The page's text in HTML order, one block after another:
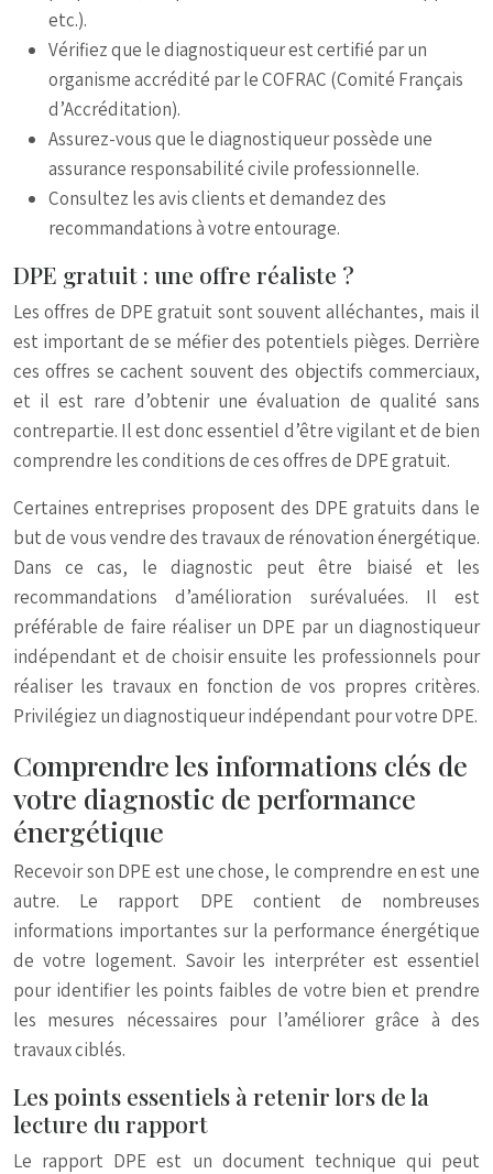
etc.).
Vérifiez que le diagnostiqueur est certifié par un
organisme accrédité par le COFRAC (Comité Français
d’Accréditation).
Assurez-vous que le diagnostiqueur possède une
assurance responsabilité civile professionnelle.
Consultez les avis clients et demandez des
recommandations à votre entourage.
DPE gratuit : une offre réaliste ?
Les offres de DPE gratuit sont souvent alléchantes, mais il
est important de se méfier des potentiels pièges. Derrière
ces offres se cachent souvent des objectifs commerciaux,
et il est rare d’obtenir une évaluation de qualité sans
contrepartie. Il est donc essentiel d’être vigilant et de bien
comprendre les conditions de ces offres de DPE gratuit.
Certaines entreprises proposent des DPE gratuits dans le
but de vous vendre des travaux de rénovation énergétique.
Dans ce cas, le diagnostic peut être biaisé et les
recommandations d’amélioration surévaluées. Il est
préférable de faire réaliser un DPE par un diagnostiqueur
indépendant et de choisir ensuite les professionnels pour
réaliser les travaux en fonction de vos propres critères.
Privilégiez un diagnostiqueur indépendant pour votre DPE.
Comprendre les informations clés de
votre diagnostic de performance
énergétique
Recevoir son DPE est une chose, le comprendre en est une
autre. Le rapport DPE contient de nombreuses
informations importantes sur la performance énergétique
de votre logement. Savoir les interpréter est essentiel
pour identifier les points faibles de votre bien et prendre
les mesures nécessaires pour l’améliorer grâce à des
travaux ciblés.
Les points essentiels à retenir lors de la
lecture du rapport
Le rapport DPE est un document technique qui peut